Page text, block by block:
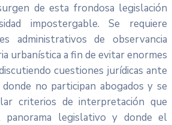
de esta frondosa legislación
impostergable. Se requiere
administrativos de observancia
urbanística a fin de evitar enormes
cuestiones jurídicas ante
no participan abogados y se
criterios de interpretación que
panorama legislativo y donde el